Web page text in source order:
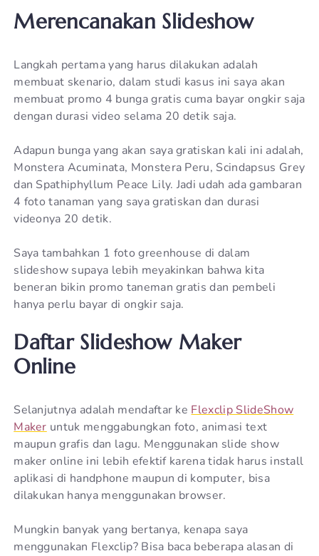
Merencanakan Slideshow
Langkah pertama yang harus dilakukan adalah
membuat skenario, dalam studi kasus ini saya akan
membuat promo 4 bunga gratis cuma bayar ongkir saja
dengan durasi video selama 20 detik saja.
Adapun bunga yang akan saya gratiskan kali ini adalah,
Monstera Acuminata, Monstera Peru, Scindapsus Grey
dan Spathiphyllum Peace Lily. Jadi udah ada gambaran
4 foto tanaman yang saya gratiskan dan durasi
videonya 20 detik.
Saya tambahkan 1 foto greenhouse di dalam
slideshow supaya lebih meyakinkan bahwa kita
beneran bikin promo taneman gratis dan pembeli
hanya perlu bayar di ongkir saja.
Daftar Slideshow Maker
Online
Selanjutnya adalah mendaftar ke Flexclip SlideShow
Maker untuk menggabungkan foto, animasi text
maupun grafis dan lagu. Menggunakan slide show
maker online ini lebih efektif karena tidak harus install
aplikasi di handphone maupun di komputer, bisa
dilakukan hanya menggunakan browser.
Mungkin banyak yang bertanya, kenapa saya
menggunakan Flexclip? Bisa baca beberapa alasan di